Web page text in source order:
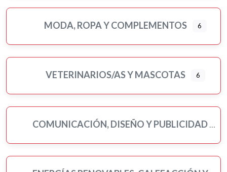
MODA, ROPA Y COMPLEMENTOS 6
VETERINARIOS/AS Y MASCOTAS 6
COMUNICACIÓN, DISEÑO Y PUBLICIDAD